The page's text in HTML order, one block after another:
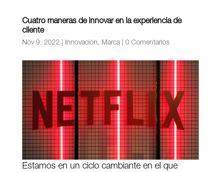
Cuatro maneras de innovar en la experiencia de
cliente
Nov 9, 2022 Innovación, Marca| 0 Comentarios
Estamos en un ciclo cambiante en el que